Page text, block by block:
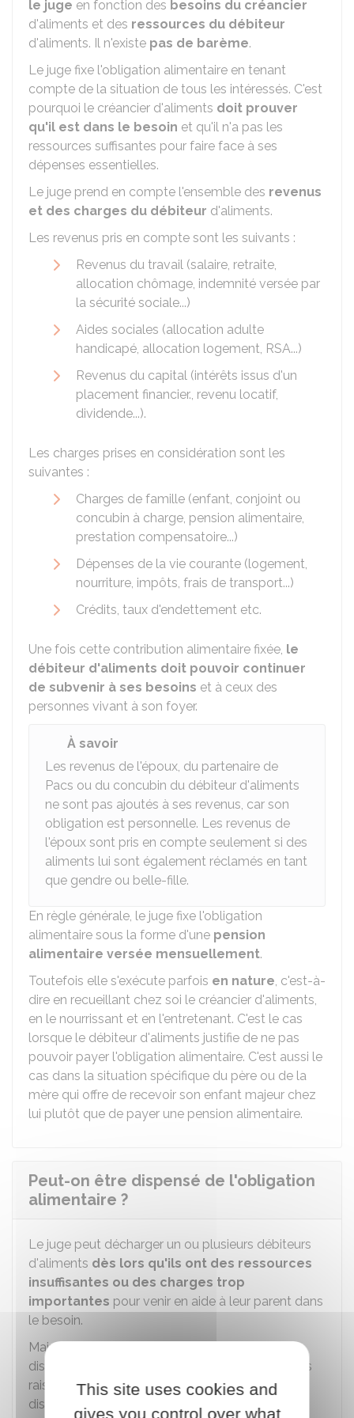
le juge en fonction des besoins du créancier
d'aliments et des ressources du débiteur
d'aliments. Il n'existe pas de barème.
Le juge fixe l'obligation alimentaire en tenant
compte de la situation de tous les intéressés. C'est
pourquoi le créancier d'aliments doit prouver
qu'il est dans le besoin et qu'il n'a pas les
ressources suffisantes pour faire face à ses
dépenses essentielles.
Le juge prend en compte l'ensemble des revenus
et des charges du débiteur d'aliments.
Les revenus pris en compte sont les suivants :
Revenus du travail (salaire, retraite,
allocation chômage, indemnité versée par
la sécurité sociale...)
Aides sociales (allocation adulte
handicapé, allocation logement, RSA...)
Revenus du capital (intérêts issus d'un
placement financier., revenu locatif,
dividende...).
Les charges prises en considération sont les
suivantes :
Charges de famille (enfant, conjoint ou
concubin à charge, pension alimentaire,
prestation compensatoire...)
Dépenses de la vie courante (logement,
nourriture, impôts, frais de transport...)
Crédits, taux d'endettement etc.
Une fois cette contribution alimentaire fixée, le
débiteur d'aliments doit pouvoir continuer
de subvenir à ses besoins et à ceux des
personnes vivant à son foyer.
À savoir
Les revenus de l'époux, du partenaire de
Pacs ou du concubin du débiteur d'aliments
ne sont pas ajoutés à ses revenus, car son
obligation est personnelle. Les revenus de
l'époux sont pris en compte seulement si des
aliments lui sont également réclamés en tant
que gendre ou belle-fille.
En règle générale, le juge fixe l'obligation
alimentaire sous la forme d'une pension
alimentaire versée mensuellement.
Toutefois elle s'exécute parfois en nature, c'est-à-
dire en recueillant chez soi le créancier d'aliments,
en le nourrissant et en l'entretenant. C'est le cas
lorsque le débiteur d'aliments justifie de ne pas
pouvoir payer l'obligation alimentaire. C'est aussi le
cas dans la situation spécifique du père ou de la
mère qui offre de recevoir son enfant majeur chez
lui plutôt que de payer une pension alimentaire.
Peut-on être dispensé de l'obligation
alimentaire ?
Le juge peut décharger un ou plusieurs débiteurs
d'aliments dès lors qu'ils ont des ressources
insuffisantes ou des charges trop
importantes pour venir en aide à leur parent dans
le besoin.
Mais un débiteur d'aliments peut aussi être
dispensé de l'obligation alimentaire pour d'autres
raisons que sa capacité contributive : cette
dispense doit être demandée ou peut être
This site uses cookies and
gives you control over what